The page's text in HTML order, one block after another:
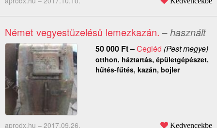
Német vegyestüzelésü lemezkazán. – használt
50 000 Ft–Cegléd (Pest megye)
otthon, háztartás, épületgépészet,
hűtés-fűtés, kazán, bojler
aprodx.hu – 2017.09.26. Kedvencekbe